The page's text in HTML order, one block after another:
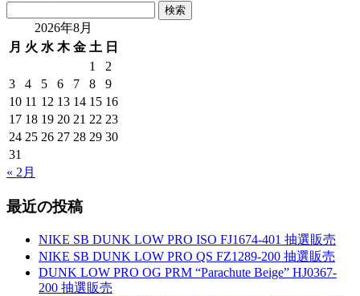
2026年8月
月 火 水 木 金 土 日
1
2
3
4 5 6 7 8
9
10 11 12 13 14 15 16
17 18 19 20 21 22 23
24 25 26 27 28 29 30
31
« 2月
最近の投稿
NIKE SB DUNK LOW PRO ISO FJ1674-401 抽選販売
NIKE SB DUNK LOW PRO QS FZ1289-200 抽選販売
DUNK LOW PRO OG PRM “Parachute Beige” HJ0367-
200 抽選販売